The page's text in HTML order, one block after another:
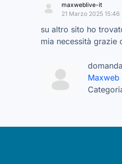
maxweblive-it
21 Marzo 2025 15:46
su altro sito ho
mia necessità grazie
Maxweb